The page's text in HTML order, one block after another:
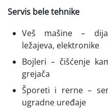
Servis bele tehnike
Veš mašine –
ležajeva, elektronike
Bojleri – čišćenje
grejača
Šporeti i rerne –
ugradne uređaje